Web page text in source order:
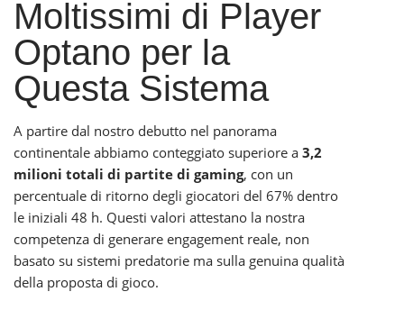
Moltissimi di Player
Optano per la
Questa Sistema
A partire dal nostro debutto nel panorama
continentale abbiamo conteggiato superiore a 3,2
milioni totali di partite di gaming, con un
percentuale di ritorno degli giocatori del 67% dentro
le iniziali 48 h. Questi valori attestano la nostra
competenza di generare engagement reale, non
basato su sistemi predatorie ma sulla genuina qualità
della proposta di gioco.